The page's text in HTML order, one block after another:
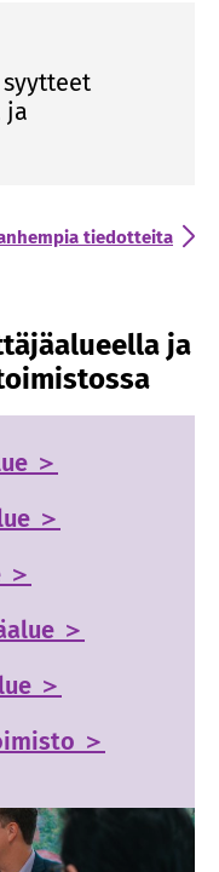
ja
tiedotteita
ja
＞
＞
＞
＞
＞